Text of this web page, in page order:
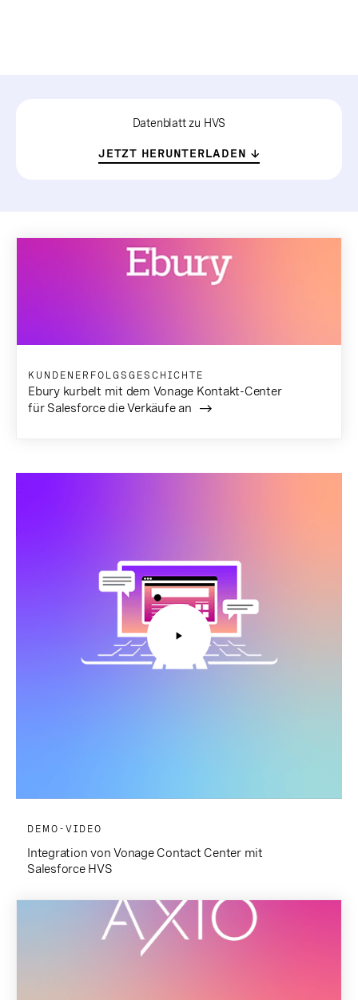
Datenblatt zu HVS
JETZT HERUNTERLADEN
KUNDENERFOLGSGESCHICHTE
Ebury kurbelt mit dem Vonage Kontakt-Center
für Salesforce die Verkäufe an
DEMO-VIDEO
Integration von Vonage Contact Center mit
Salesforce HVS